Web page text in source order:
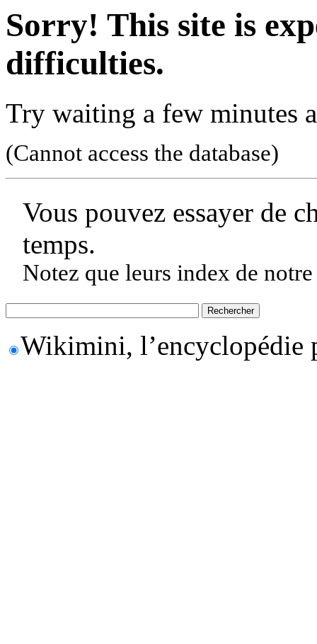
Sorry! This site is
difficulties.
Try waiting a few minutes
(Cannot access the database)
Vous pouvez essayer de
temps.
Notez que leurs index de
Wikimini, l’encyclopédie